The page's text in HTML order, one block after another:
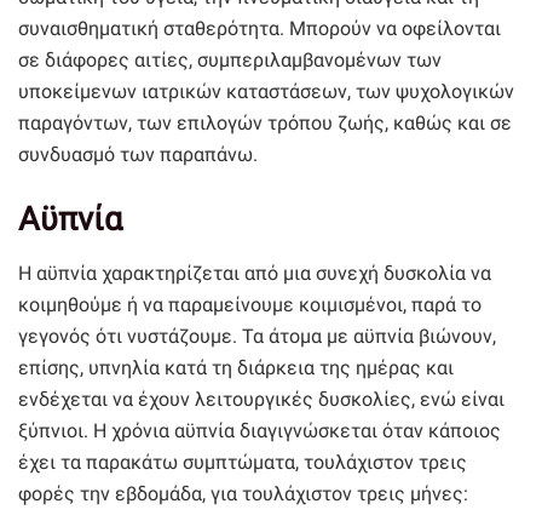
συναισθηματική σταθερότητα. Μπορούν να οφείλονται
σε διάφορες αιτίες, συμπεριλαμβανομένων των
υποκείμενων ιατρικών καταστάσεων, των ψυχολογικών
παραγόντων, των επιλογών τρόπου ζωής, καθώς και σε
συνδυασμό των παραπάνω.
Αϋπνία
Η αϋπνία χαρακτηρίζεται από μια συνεχή δυσκολία να
κοιμηθούμε ή να παραμείνουμε κοιμισμένοι, παρά το
γεγονός ότι νυστάζουμε. Τα άτομα με αϋπνία βιώνουν,
επίσης, υπνηλία κατά τη διάρκεια της ημέρας και
ενδέχεται να έχουν λειτουργικές δυσκολίες, ενώ είναι
ξύπνιοι. Η χρόνια αϋπνία διαγιγνώσκεται όταν κάποιος
έχει τα παρακάτω συμπτώματα, τουλάχιστον τρεις
φορές την εβδομάδα, για τουλάχιστον τρεις μήνες: